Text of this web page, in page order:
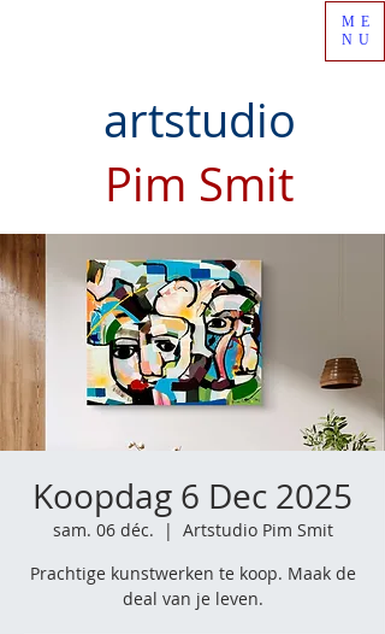
artstudio
Pim Smit
ME
NU
Koopdag 6 Dec 2025
sam. 06 déc.
  |
Artstudio Pim Smit
Prachtige kunstwerken te koop. Maak de
deal van je leven.